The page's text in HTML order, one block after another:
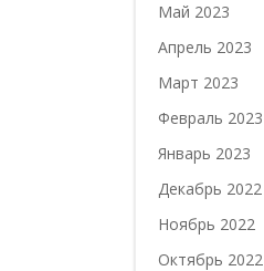
Май 2023
Апрель 2023
Март 2023
Февраль 2023
Январь 2023
Декабрь 2022
Ноябрь 2022
Октябрь 2022